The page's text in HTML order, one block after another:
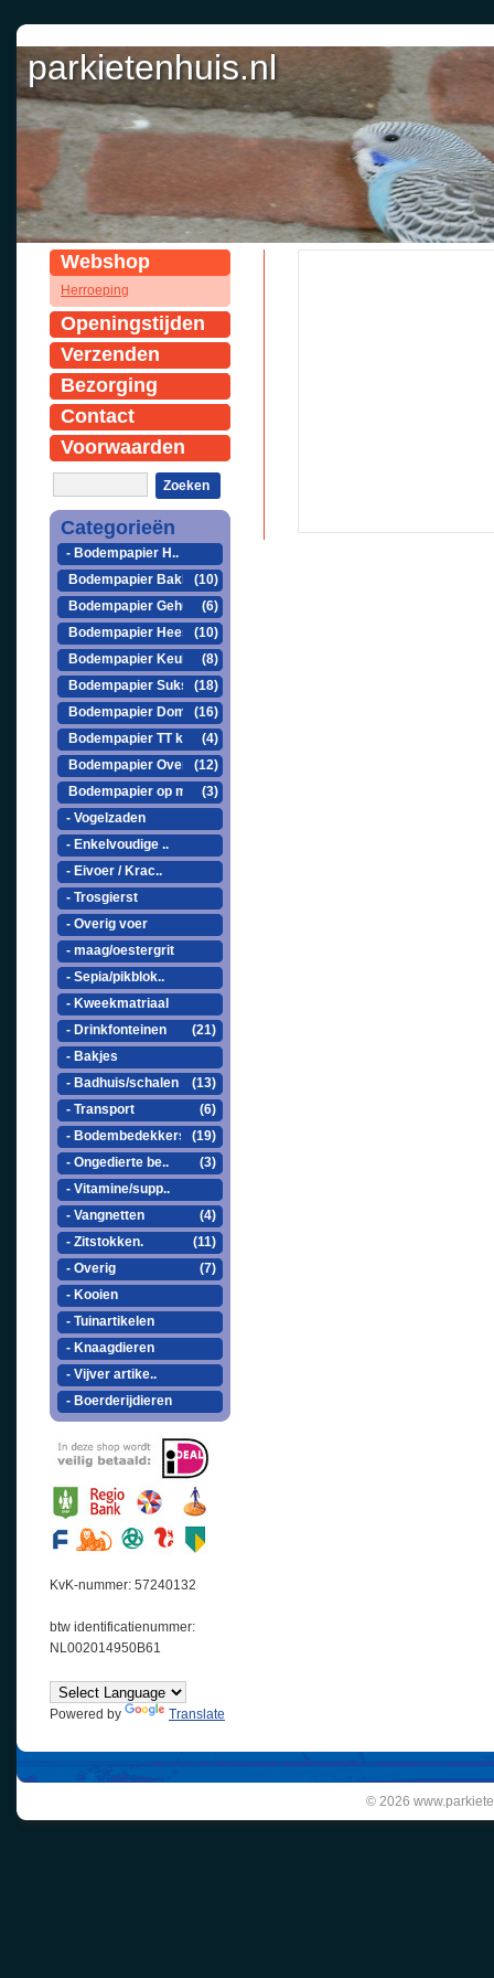
parkietenhuis.nl
Webshop
Herroeping
Openingstijden
Verzenden
Bezorging
Contact
Voorwaarden
Zoeken
Categorieën
- Bodempapier H..
Bodempapier Bakke..(10)
Bodempapier Gehu ..
(6)
Bodempapier Heesa..(10)
Bodempapier Keule..
(8)
Bodempapier Sukse..(18)
Bodempapier Domus..(16)
Bodempapier TT kooi (4)
Bodempapier Overige(12)
Bodempapier op maat(3)
- Vogelzaden
- Enkelvoudige ..
- Eivoer / Krac..
- Trosgierst
- Overig voer
- maag/oestergrit
- Sepia/pikblok..
- Kweekmatriaal
- Drinkfonteinen
(21)
- Bakjes
- Badhuis/schalen
(13)
- Transport
(6)
- Bodembedekkers
(19)
- Ongedierte be..
(3)
- Vitamine/supp..
- Vangnetten
(4)
- Zitstokken.
(11)
- Overig
(7)
- Kooien
- Tuinartikelen
- Knaagdieren
- Vijver artike..
- Boerderijdieren
KvK-nummer: 57240132
btw identificatienummer:
NL002014950B61
Powered by Translate
© 2026